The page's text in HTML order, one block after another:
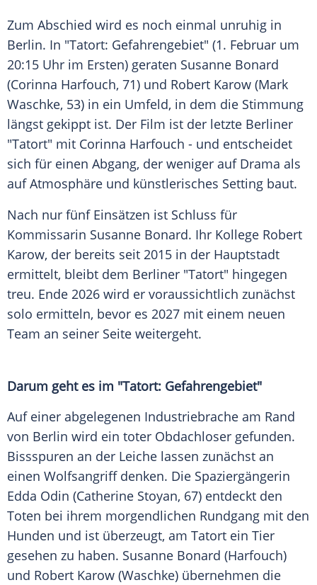
Zum Abschied wird es noch einmal unruhig in
Berlin. In "Tatort: Gefahrengebiet" (1. Februar um
20:15 Uhr im Ersten) geraten Susanne Bonard
(Corinna Harfouch, 71) und Robert Karow (Mark
Waschke, 53) in ein Umfeld, in dem die Stimmung
längst gekippt ist. Der Film ist der letzte Berliner
"Tatort" mit Corinna Harfouch - und entscheidet
sich für einen Abgang, der weniger auf Drama als
auf Atmosphäre und künstlerisches Setting baut.
Nach nur fünf Einsätzen ist Schluss für
Kommissarin Susanne Bonard. Ihr Kollege Robert
Karow, der bereits seit 2015 in der Hauptstadt
ermittelt, bleibt dem Berliner "Tatort" hingegen
treu. Ende 2026 wird er voraussichtlich zunächst
solo ermitteln, bevor es 2027 mit einem neuen
Team an seiner Seite weitergeht.
Darum geht es im "Tatort: Gefahrengebiet"
Auf einer abgelegenen Industriebrache am Rand
von Berlin wird ein toter Obdachloser gefunden.
Bissspuren an der Leiche lassen zunächst an
einen Wolfsangriff denken. Die Spaziergängerin
Edda Odin (Catherine Stoyan, 67) entdeckt den
Toten bei ihrem morgendlichen Rundgang mit den
Hunden und ist überzeugt, am Tatort ein Tier
gesehen zu haben. Susanne Bonard (Harfouch)
und Robert Karow (Waschke) übernehmen die